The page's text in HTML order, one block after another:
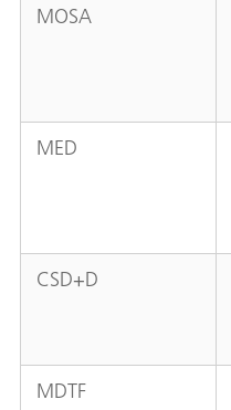
MOSA
MED
CSD+D
MDTF